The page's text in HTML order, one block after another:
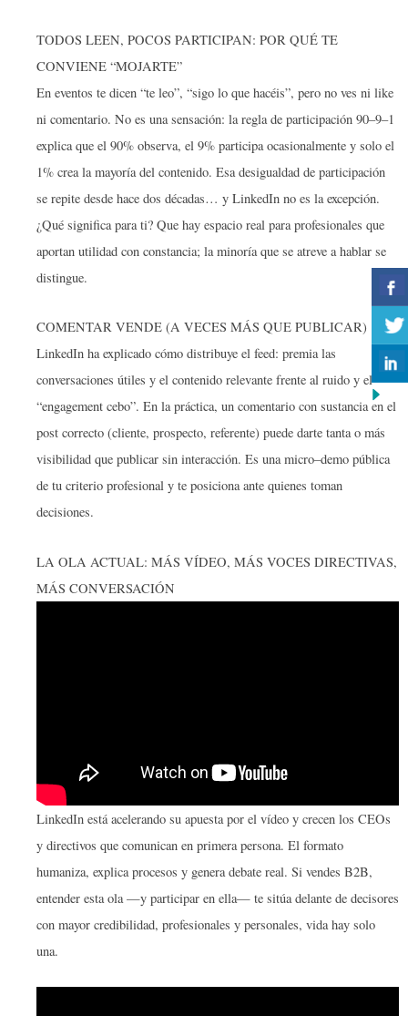
TODOS LEEN, POCOS PARTICIPAN: POR QUÉ TE
CONVIENE “MOJARTE”
En eventos te dicen “te leo”, “sigo lo que hacéis”, pero no ves ni like
ni comentario. No es una sensación: la regla de participación 90–9–1
explica que el 90% observa, el 9% participa ocasionalmente y solo el
1% crea la mayoría del contenido. Esa desigualdad de participación
se repite desde hace dos décadas… y LinkedIn no es la excepción.
¿Qué significa para ti? Que hay espacio real para profesionales que
aportan utilidad con constancia; la minoría que se atreve a hablar se
distingue.
COMENTAR VENDE (A VECES MÁS QUE PUBLICAR)
LinkedIn ha explicado cómo distribuye el feed: premia las
conversaciones útiles y el contenido relevante frente al ruido y el
“engagement cebo”. En la práctica, un comentario con sustancia en el
post correcto (cliente, prospecto, referente) puede darte tanta o más
visibilidad que publicar sin interacción. Es una micro–demo pública
de tu criterio profesional y te posiciona ante quienes toman
decisiones.
LA OLA ACTUAL: MÁS VÍDEO, MÁS VOCES DIRECTIVAS,
MÁS CONVERSACIÓN
LinkedIn está acelerando su apuesta por el vídeo y crecen los CEOs
y directivos que comunican en primera persona. El formato
humaniza, explica procesos y genera debate real. Si vendes B2B,
entender esta ola —y participar en ella— te sitúa delante de decisores
con mayor credibilidad, profesionales y personales, vida hay solo
una.